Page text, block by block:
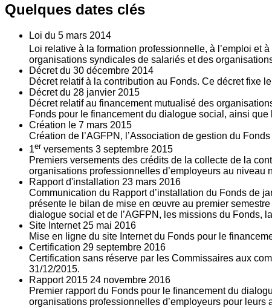
Quelques dates clés
Loi du 5 mars 2014
Loi relative à la formation professionnelle, à l’emploi et
organisations syndicales de salariés et des
Décret du 30 décembre 2014
Décret relatif à la contribution au Fonds. Ce décret fixe
Décret du 28 janvier 2015
Décret relatif au financement mutualisé des
Fonds pour le financement du dialogue social, ainsi
Création le 7 mars 2015
Création de l’AGFPN, l’Association de gestion du
1er versements 3 septembre 2015
Premiers versements des crédits de la collecte de la
organisations professionnelles d’employeurs au niveau
Rapport d'installation 23 mars 2016
Communication du Rapport d’installation du Fonds de
présente le bilan de mise en œuvre au premier
dialogue social et de l’AGFPN, les missions du Fonds,
Site Internet 25 mai 2016
Mise en ligne du site Internet du Fonds pour le
Certification 29 septembre 2016
Certification sans réserve par les Commissaires aux
31/12/2015.
Rapport 2015 24 novembre 2016
Premier rapport du Fonds pour le financement du
organisations professionnelles d’employeurs pour leurs